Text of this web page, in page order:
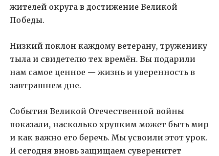
жителей округа в достижение Великой
Победы.
Низкий поклон каждому ветерану, труженику
тыла и свидетелю тех времён. Вы подарили
нам самое ценное — жизнь и уверенность в
завтрашнем дне.
События Великой Отечественной войны
показали, насколько хрупким может быть мир
и как важно его беречь. Мы усвоили этот урок.
И сегодня вновь защищаем суверенитет